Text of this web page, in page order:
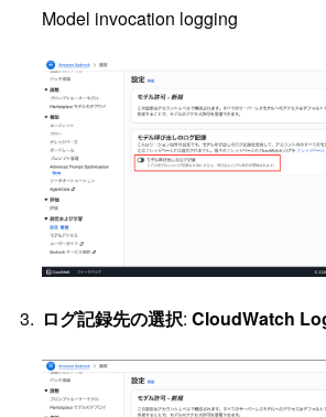
Model invocation logging
ログ記録先の選択:CloudWatch